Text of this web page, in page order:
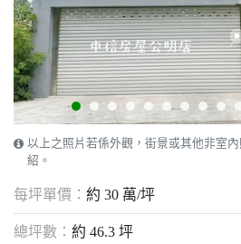
以上之照片若係外觀，街景或其他非室
紹。
每坪單價： 約 30 萬/坪
總坪數： 約 46.3 坪